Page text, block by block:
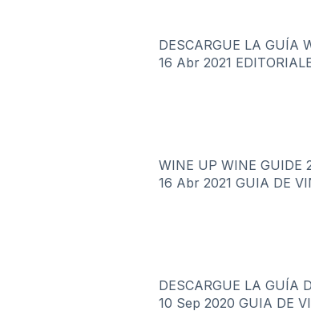
DESCARGUE LA GUÍA
16 Abr 2021
WINE UP WINE GUIDE
16 Abr 2021 GUIA DE
DESCARGUE LA GUÍA
10 Sep 2020 GUIA DE